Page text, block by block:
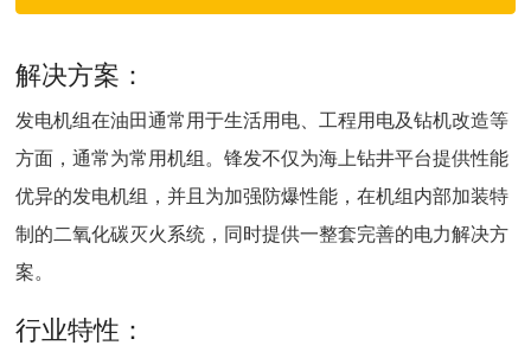
解决方案：
发电机组在油田通常用于生活用电、工程用电及钻机改造等
方面，通常为常用机组。锋发不仅为海上钻井平台提供性能
优异的发电机组，并且为加强防爆性能，在机组内部加装特
制的二氧化碳灭火系统，同时提供一整套完善的电力解决方
案。
行业特性：